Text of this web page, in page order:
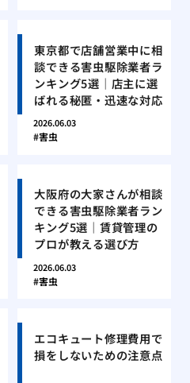
東京都で店舗営業中に相
談できる害虫駆除業者ラ
ンキング5選｜店主に選
ばれる秘匿・迅速な対応
2026.06.03
害虫
大阪府の大家さんが相談
できる害虫駆除業者ラン
キング5選｜賃貸管理の
プロが教える選び方
2026.06.03
害虫
エコキュート修理費用で
損をしないための注意点